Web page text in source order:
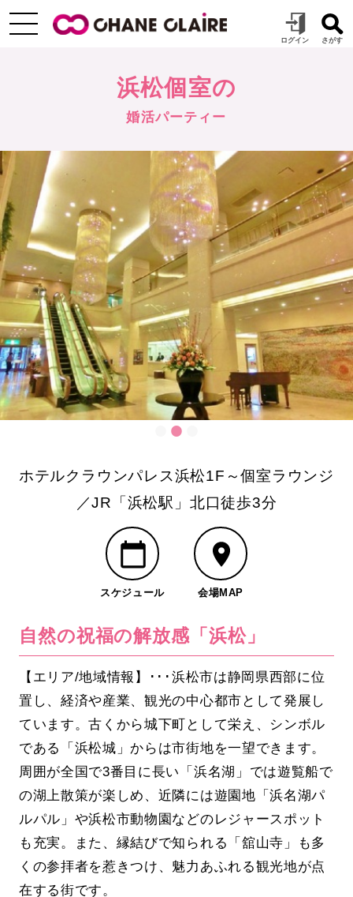
浜松個室の
婚活パーティー
ホテルクラウンパレス浜松1F～個室ラウンジ
／JR「浜松駅」北口徒歩3分
スケジュール 会場MAP
自然の祝福の解放感「浜松」
【エリア/地域情報】･･･浜松市は静岡県西部に位
置し、経済や産業、観光の中心都市として発展し
ています。古くから城下町として栄え、シンボル
である「浜松城」からは市街地を一望できます。
周囲が全国で3番目に長い「浜名湖」では遊覧船で
の湖上散策が楽しめ、近隣には遊園地「浜名湖パ
ルパル」や浜松市動物園などのレジャースポット
も充実。また、縁結びで知られる「舘山寺」も多
くの参拝者を惹きつけ、魅力あふれる観光地が点
在する街です。